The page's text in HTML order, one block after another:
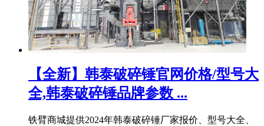
【全新】韩泰破碎锤官网价格/型号大
全,韩泰破碎锤品牌参数 ...
铁臂商城提供2024年韩泰破碎锤厂家报价、型号大全、